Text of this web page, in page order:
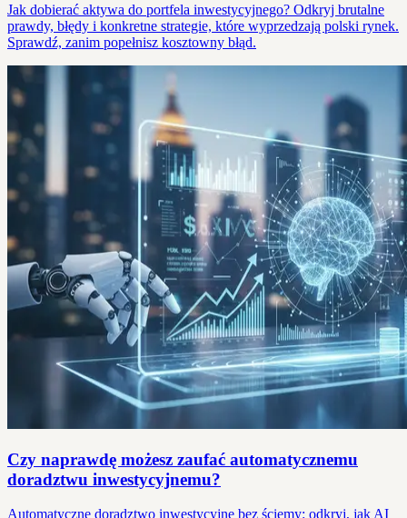
Jak dobierać aktywa do portfela inwestycyjnego? Odkryj brutalne
prawdy, błędy i konkretne strategie, które wyprzedzają polski rynek.
Sprawdź, zanim popełnisz kosztowny błąd.
Czy naprawdę możesz zaufać automatycznemu
doradztwu inwestycyjnemu?
Automatyczne doradztwo inwestycyjne bez ściemy: odkryj, jak AI